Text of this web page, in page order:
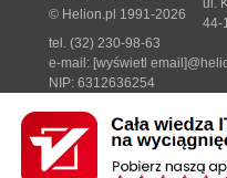
Designed with ♥ byTonik.pl
© Helion.pl 1991-2026
44-
tel. (32) 230-98-63
e-mail: [wyświetl
NIP: 6312636254